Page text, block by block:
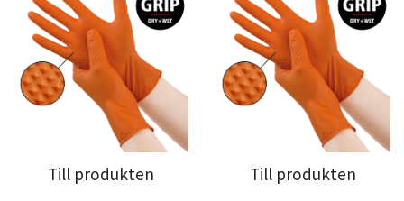
Till produkten Till produkten